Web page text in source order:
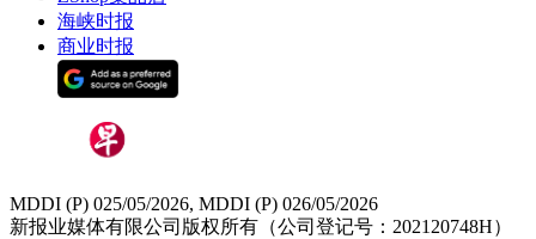
海峡时报
商业时报
MDDI (P) 025/05/2026, MDDI (P) 026/05/2026
新报业媒体有限公司版权所有（公司登记号：202120748H）